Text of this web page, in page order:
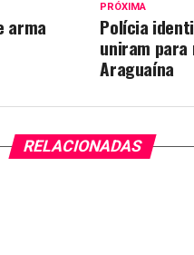
PRÓXIMA
Polícia
uniram
Araguaína
arma
RELACIONADAS